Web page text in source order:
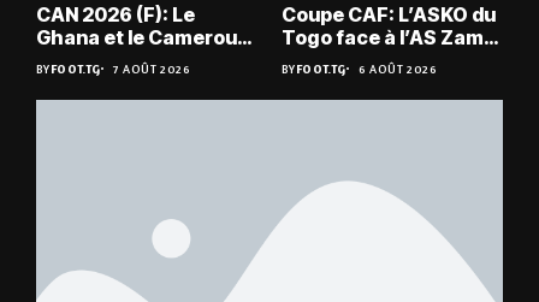
CAN 2026 (F): Le
Ghana et le Cameroun
en quarts
BYFOOT.TG 7 AOÛT 2026
Coupe CAF: L’ASKO du
Togo face à l’AS Zam
du Niger
BYFOOT.TG 6 AOÛT 2026